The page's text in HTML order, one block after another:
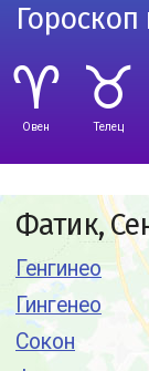
Овен Телец
Фатик,
Генгинео
Гингенео
Сокон